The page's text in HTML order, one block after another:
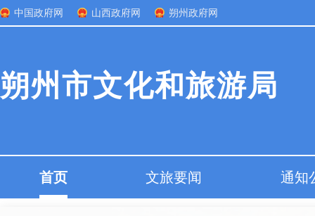
中国政府网 山西政府网 朔州政府网
朔州市文化和旅游局
首页 文旅要闻 通知